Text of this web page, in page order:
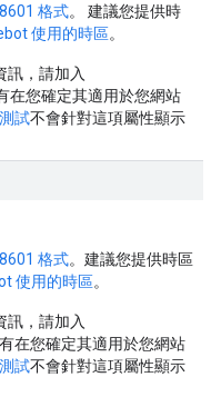
8601 格式。 建議您提供時
使用的時區。
訊，請加入
在您確定其適用於您網站
試不會針對這項屬性顯示
8601 格式。建議您提供時區
使用的時區。
訊，請加入
在您確定其適用於您網站
試不會針對這項屬性顯示